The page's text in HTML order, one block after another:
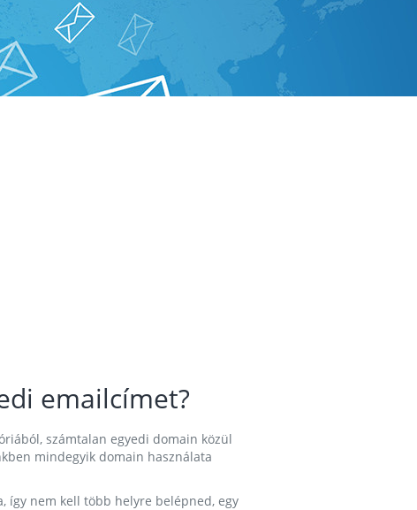
emailcímet?
számtalan egyedi domain közül
mindegyik domain használata
így nem kell több helyre belépned, egy